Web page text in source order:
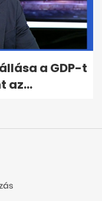
a GDP-t
az...